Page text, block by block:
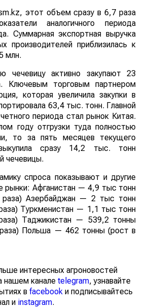
этот объем сразу в 6,7 раза
аналогичного периода
Суммарная экспортная выручка
производителей приблизилась к
млн.
чечевицу активно закупают 23
Ключевым торговым партнером
которая увеличила закупки в
63,4 тыс. тонн. Главной
периода стал рынок Китая.
году отгрузки туда полностью
то за пять месяцев текущего
сразу 14,2 тыс. тонн
чечевицы.
спроса показывают и другие
рынки: Афганистан — 4,9 тыс тонн
Азербайджан — 2 тыс тонн
Туркменистан — 1,1 тыс тонн
Таджикистан — 539,2 тонны
Польша — 462 тонны (рост в
интересных агроновостей
нашем канале telegram, узнавайте
в facebook и подписывайтесь
и instagram.